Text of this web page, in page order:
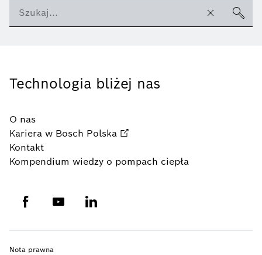
Technologia bliżej nas
O nas
Kariera w Bosch Polska
Kontakt
Kompendium wiedzy o pompach ciepła
Nota prawna